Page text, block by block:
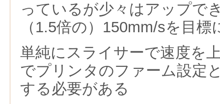
っているが少々はアップで
（1.5倍の）150mm/sを目
単純にスライサーで速度を
でプリンタのファーム設定
する必要がある